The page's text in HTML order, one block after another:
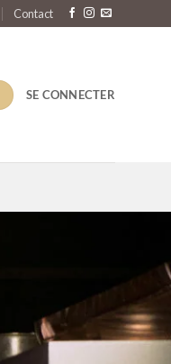
Contact
SE CONNECTER